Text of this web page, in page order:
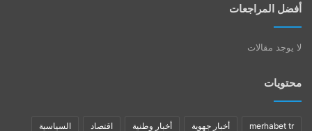
أفضل المراجعات
لا يوجد مقالات
محتويات
merhabet tr أخبار جهوية أخبار وطنية اقتصاد السياسية